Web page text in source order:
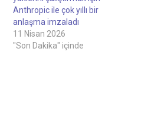
Anthropic ile çok yıllı bir
anlaşma imzaladı
11 Nisan 2026
"Son Dakika" içinde